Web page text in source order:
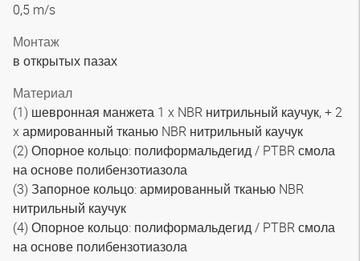
0,5 m/s
Монтаж
в открытых пазах
Материал
(1) шевронная манжета 1 x NBR нитрильный каучук, + 2
x армированный тканью NBR нитрильный каучук
(2) Опорное кольцо: полиформальдегид / PTBR смола
на основе полибензотиазола
(3) Запорное кольцо: армированный тканью NBR
нитрильный каучук
(4) Опорное кольцо: полиформальдегид / PTBR смола
на основе полибензотиазола